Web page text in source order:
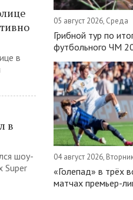
в
в
шоу-
Super
05 август 2026, Среда
Грибной тур по
футбольного ЧМ
04 август 2026,
«Голепад» в трёх
матчах премьер-